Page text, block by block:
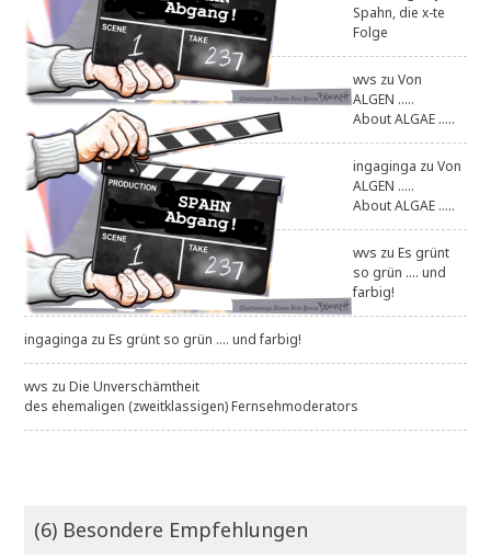
Spahn, die x-te
Folge
wvs zuVon
ALGEN .....
About ALGAE .....
ingaginga zuVon
ALGEN .....
About ALGAE .....
wvs zuEs grünt
so grün .... und
farbig!
ingaginga zuEs grünt so grün .... und farbig!
wvs zuDie Unverschämtheit
des ehemaligen (zweitklassigen) Fernsehmoderators
(6) Besondere Empfehlungen